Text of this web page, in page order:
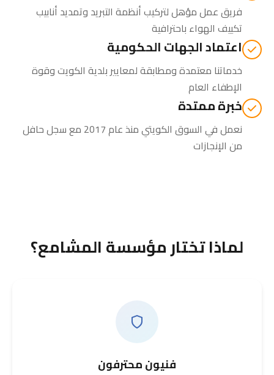
فريق عمل مؤهل لتركيب أنظمة التبريد وتمديد أنابيب
تكييف الهواء باحترافية
اعتماد الجهات الحكومية
خدماتنا معتمدة ومطابقة لمعايير بلدية الكويت وقوة
الإطفاء العام
خبرة ممتدة
نعمل في السوق الكويتي منذ عام 2017 مع سجل حافل
من الإنجازات
لماذا تختار مؤسسة المشامع؟
فنيون محترفون